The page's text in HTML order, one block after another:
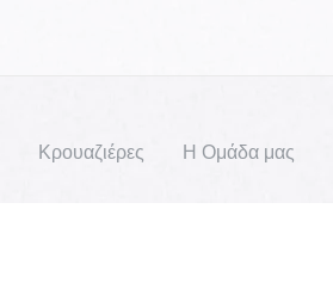
Κρουαζιέρες Η Ομάδα μας